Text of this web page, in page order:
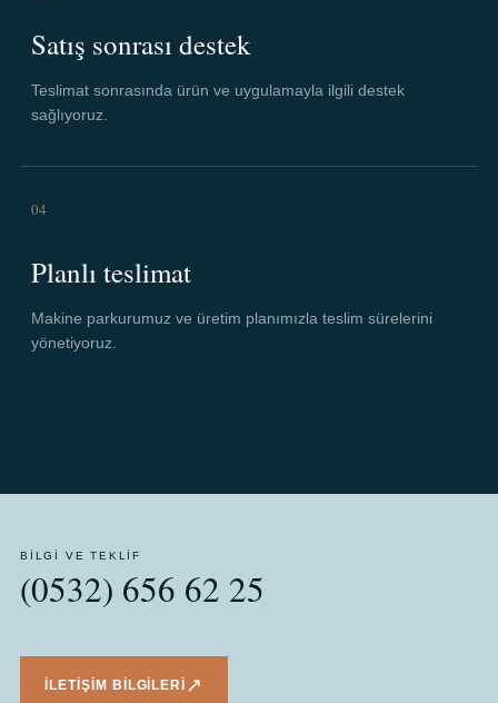
Satış sonrası destek
Teslimat sonrasında ürün ve uygulamayla ilgili destek
sağlıyoruz.
04
Planlı teslimat
Makine parkurumuz ve üretim planımızla teslim sürelerini
yönetiyoruz.
BILGI VE TEKLIF
(0532) 656 62 25
İLETIŞIM BILGILERI ↗